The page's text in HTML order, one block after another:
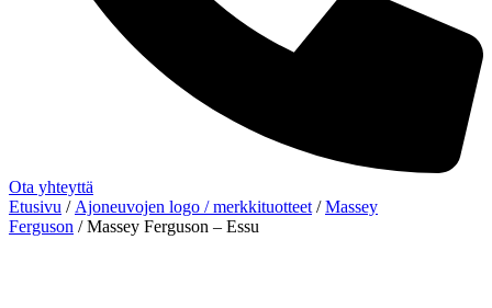
Ota yhteyttä
Etusivu / Ajoneuvojen logo / merkkituotteet /Massey
Ferguson / Massey Ferguson – Essu